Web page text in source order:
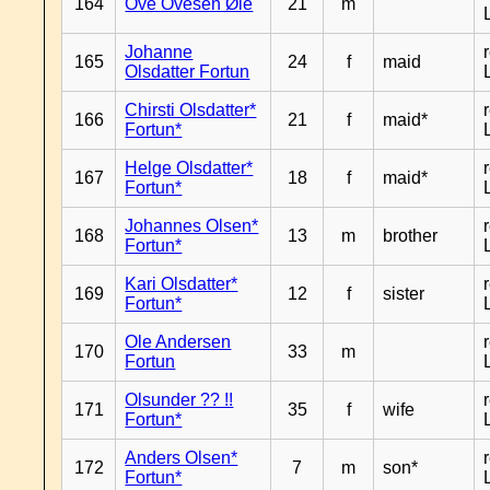
164 Ove Ovesen Øie 21 m
165
Johanne
Olsdatter Fortun
24 f maid
166
Chirsti Olsdatter*
Fortun*
21 f maid*
167
Helge Olsdatter*
Fortun*
18 f maid*
168
Johannes Olsen*
Fortun*
13 m brother
169
Kari Olsdatter*
Fortun*
12 f sister
170
Ole Andersen
Fortun
33 m
171
Olsunder ?? !!
Fortun*
35 f wife
172
Anders Olsen*
Fortun*
7 m son*